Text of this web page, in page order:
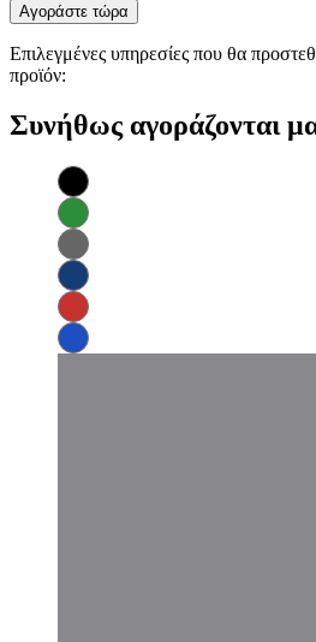
Αγοράστε τώρα
Επιλεγμένες υπηρεσίες που θα
προϊόν:
Συνήθως αγοράζονται